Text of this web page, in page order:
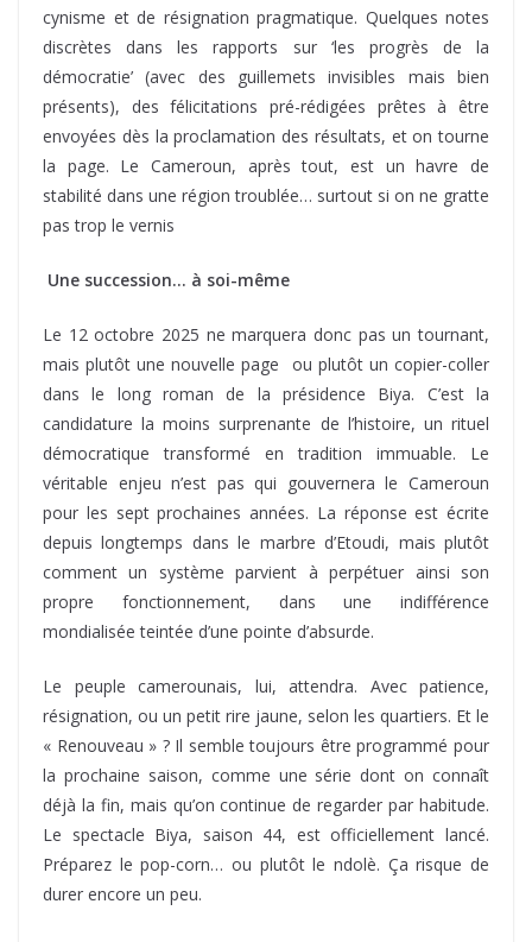
cynisme et de résignation pragmatique. Quelques notes
discrètes dans les rapports sur ‘les progrès de la
démocratie’ (avec des guillemets invisibles mais bien
présents), des félicitations pré-rédigées prêtes à être
envoyées dès la proclamation des résultats, et on tourne
la page. Le Cameroun, après tout, est un havre de
stabilité dans une région troublée… surtout si on ne gratte
pas trop le vernis
Une succession… à soi-même
Le 12 octobre 2025 ne marquera donc pas un tournant,
mais plutôt une nouvelle page ou plutôt un copier-coller
dans le long roman de la présidence Biya. C’est la
candidature la moins surprenante de l’histoire, un rituel
démocratique transformé en tradition immuable. Le
véritable enjeu n’est pas qui gouvernera le Cameroun
pour les sept prochaines années. La réponse est écrite
depuis longtemps dans le marbre d’Etoudi, mais plutôt
comment un système parvient à perpétuer ainsi son
propre fonctionnement, dans une indifférence
mondialisée teintée d’une pointe d’absurde.
Le peuple camerounais, lui, attendra. Avec patience,
résignation, ou un petit rire jaune, selon les quartiers. Et le
« Renouveau » ? Il semble toujours être programmé pour
la prochaine saison, comme une série dont on connaît
déjà la fin, mais qu’on continue de regarder par habitude.
Le spectacle Biya, saison 44, est officiellement lancé.
Préparez le pop-corn… ou plutôt le ndolè. Ça risque de
durer encore un peu.